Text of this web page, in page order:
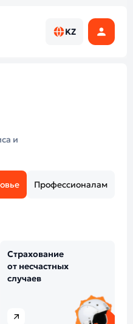
KZ
и
Профессионалам
Страхование
от несчастных
случаев